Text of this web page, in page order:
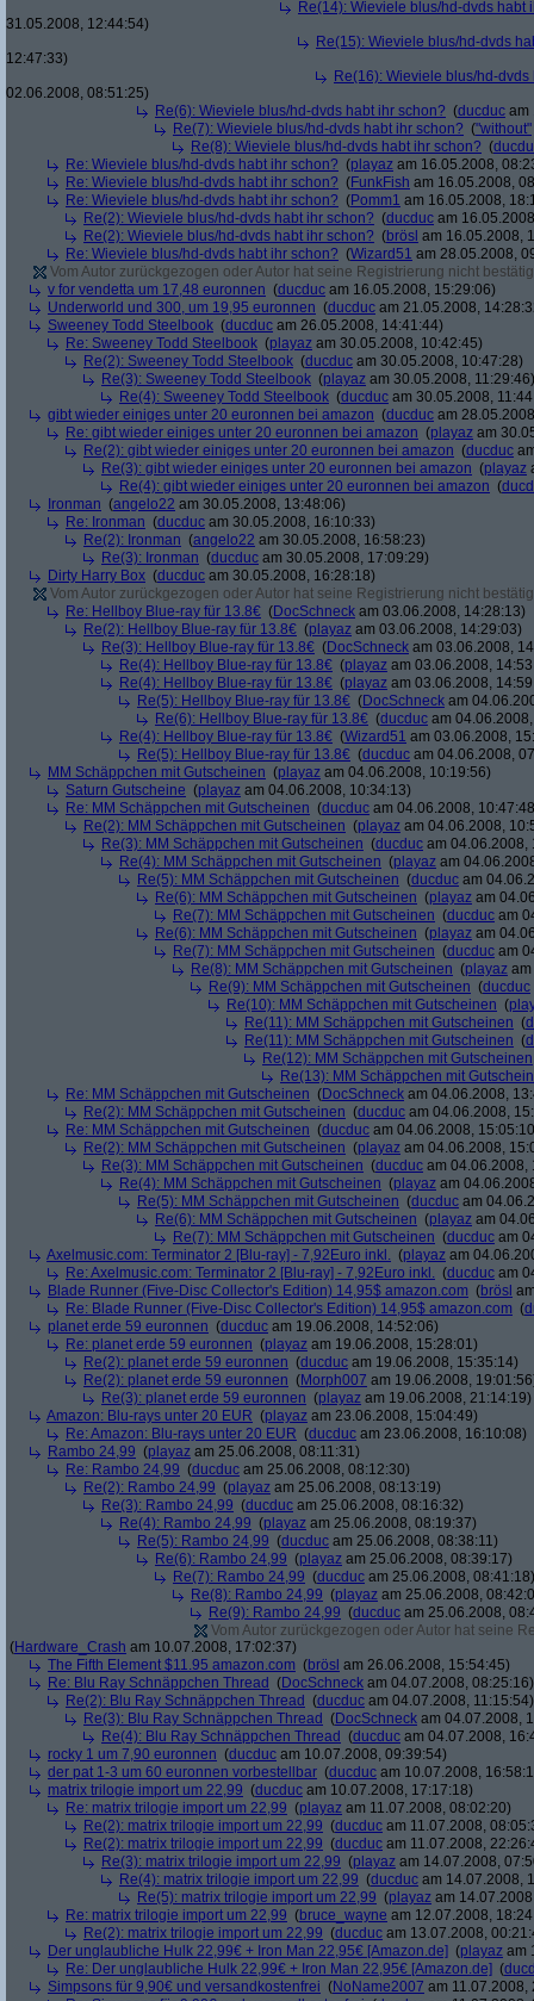
Re(14): Wieviele blus/hd-dvds habt
31.05.2008, 12:44:54)
Re(15): Wieviele blus/hd-dvds
12:47:33)
Re(16): Wieviele blus/hd-
02.06.2008, 08:51:25)
Re(6): Wieviele blus/hd-dvds habt ihr schon? (ducduc am
Re(7): Wieviele blus/hd-dvds habt ihr schon? ("without"
Re(8): Wieviele blus/hd-dvds habt ihr schon? (
Re: Wieviele blus/hd-dvds habt ihr schon? (playaz am 16.05.2008,
Re: Wieviele blus/hd-dvds habt ihr schon? (FunkFish am 16.05.2008,
Re: Wieviele blus/hd-dvds habt ihr schon? (Pomm1 am 16.05.2008,
Re(2): Wieviele blus/hd-dvds habt ihr schon? (ducduc am
Re(2): Wieviele blus/hd-dvds habt ihr schon? (brösl am 16.05.2008,
Re: Wieviele blus/hd-dvds habt ihr schon? (Wizard51 am 28.05.2008,
Vom Autor zurückgezogen oder Autor hat seine Registrierung nicht
v for vendetta um 17,48 euronnen (ducduc am 16.05.2008, 15:29:06)
Underworld und 300, um 19,95 euronnen (ducduc am 21.05.2008,
Sweeney Todd Steelbook (ducduc am 26.05.2008, 14:41:44)
Re: Sweeney Todd Steelbook (playaz am 30.05.2008, 10:42:45)
Re(2): Sweeney Todd Steelbook (ducduc am 30.05.2008, 10:47:28)
Re(3): Sweeney Todd Steelbook (playaz am 30.05.2008, 11:29:46)
Re(4): Sweeney Todd Steelbook (ducduc am 30.05.2008,
gibt wieder einiges unter 20 euronnen bei amazon (ducduc am
Re: gibt wieder einiges unter 20 euronnen bei amazon (playaz am
Re(2): gibt wieder einiges unter 20 euronnen bei amazon (ducduc
Re(3): gibt wieder einiges unter 20 euronnen bei amazon (playaz
Re(4): gibt wieder einiges unter 20 euronnen bei amazon (
Ironman (angelo22 am 30.05.2008, 13:48:06)
Re: Ironman (ducduc am 30.05.2008, 16:10:33)
Re(2): Ironman (angelo22 am 30.05.2008, 16:58:23)
Re(3): Ironman (ducduc am 30.05.2008, 17:09:29)
Dirty Harry Box (ducduc am 30.05.2008, 16:28:18)
Vom Autor zurückgezogen oder Autor hat seine Registrierung nicht
Re: Hellboy Blue-ray für 13.8€ (DocSchneck am 03.06.2008, 14:28:13)
Re(2): Hellboy Blue-ray für 13.8€ (playaz am 03.06.2008, 14:29:03)
Re(3): Hellboy Blue-ray für 13.8€ (DocSchneck am 03.06.2008,
Re(4): Hellboy Blue-ray für 13.8€ (playaz am 03.06.2008,
Re(4): Hellboy Blue-ray für 13.8€ (playaz am 03.06.2008,
Re(5): Hellboy Blue-ray für 13.8€ (DocSchneck am
Re(6): Hellboy Blue-ray für 13.8€ (ducduc am
Re(4): Hellboy Blue-ray für 13.8€ (Wizard51 am 03.06.2008,
Re(5): Hellboy Blue-ray für 13.8€ (ducduc am 04.06.2008,
MM Schäppchen mit Gutscheinen (playaz am 04.06.2008, 10:19:56)
Saturn Gutscheine (playaz am 04.06.2008, 10:34:13)
Re: MM Schäppchen mit Gutscheinen (ducduc am 04.06.2008,
Re(2): MM Schäppchen mit Gutscheinen (playaz am 04.06.2008,
Re(3): MM Schäppchen mit Gutscheinen (ducduc am 04.06.2008,
Re(4): MM Schäppchen mit Gutscheinen (playaz am
Re(5): MM Schäppchen mit Gutscheinen (ducduc am
Re(6): MM Schäppchen mit Gutscheinen (playaz am
Re(7): MM Schäppchen mit Gutscheinen (ducduc am
Re(6): MM Schäppchen mit Gutscheinen (playaz am
Re(7): MM Schäppchen mit Gutscheinen (ducduc am
Re(8): MM Schäppchen mit Gutscheinen (playaz
Re(9): MM Schäppchen mit Gutscheinen (ducduc
Re(10): MM Schäppchen mit Gutscheinen (
Re(11): MM Schäppchen mit Gutscheinen (
Re(11): MM Schäppchen mit Gutscheinen (
Re(12): MM Schäppchen mit Gutscheinen
Re(13): MM Schäppchen mit
Re: MM Schäppchen mit Gutscheinen (DocSchneck am 04.06.2008,
Re(2): MM Schäppchen mit Gutscheinen (ducduc am 04.06.2008,
Re: MM Schäppchen mit Gutscheinen (ducduc am 04.06.2008,
Re(2): MM Schäppchen mit Gutscheinen (playaz am 04.06.2008,
Re(3): MM Schäppchen mit Gutscheinen (ducduc am 04.06.2008,
Re(4): MM Schäppchen mit Gutscheinen (playaz am
Re(5): MM Schäppchen mit Gutscheinen (ducduc am
Re(6): MM Schäppchen mit Gutscheinen (playaz am
Re(7): MM Schäppchen mit Gutscheinen (ducduc am
Axelmusic.com: Terminator 2 [Blu-ray] - 7,92Euro inkl. (playaz am
Re: Axelmusic.com: Terminator 2 [Blu-ray] - 7,92Euro inkl. (ducduc am
Blade Runner (Five-Disc Collector's Edition) 14,95$ amazon.com (brösl
Re: Blade Runner (Five-Disc Collector's Edition) 14,95$ amazon.com (
planet erde 59 euronnen (ducduc am 19.06.2008, 14:52:06)
Re: planet erde 59 euronnen (playaz am 19.06.2008, 15:28:01)
Re(2): planet erde 59 euronnen (ducduc am 19.06.2008, 15:35:14)
Re(2): planet erde 59 euronnen (Morph007 am 19.06.2008,
Re(3): planet erde 59 euronnen (playaz am 19.06.2008, 21:14:19)
Amazon: Blu-rays unter 20 EUR (playaz am 23.06.2008, 15:04:49)
Re: Amazon: Blu-rays unter 20 EUR (ducduc am 23.06.2008, 16:10:08)
Rambo 24,99 (playaz am 25.06.2008, 08:11:31)
Re: Rambo 24,99 (ducduc am 25.06.2008, 08:12:30)
Re(2): Rambo 24,99 (playaz am 25.06.2008, 08:13:19)
Re(3): Rambo 24,99 (ducduc am 25.06.2008, 08:16:32)
Re(4): Rambo 24,99 (playaz am 25.06.2008, 08:19:37)
Re(5): Rambo 24,99 (ducduc am 25.06.2008, 08:38:11)
Re(6): Rambo 24,99 (playaz am 25.06.2008, 08:39:17)
Re(7): Rambo 24,99 (ducduc am 25.06.2008, 08:41:18)
Re(8): Rambo 24,99 (playaz am 25.06.2008,
Re(9): Rambo 24,99 (ducduc am 25.06.2008,
Vom Autor zurückgezogen oder Autor hat seine
(Hardware_Crash am 10.07.2008, 17:02:37)
The Fifth Element $11.95 amazon.com (brösl am 26.06.2008, 15:54:45)
Re: Blu Ray Schnäppchen Thread (DocSchneck am 04.07.2008, 08:25:16)
Re(2): Blu Ray Schnäppchen Thread (ducduc am 04.07.2008, 11:15:54)
Re(3): Blu Ray Schnäppchen Thread (DocSchneck am 04.07.2008,
Re(4): Blu Ray Schnäppchen Thread (ducduc am 04.07.2008,
rocky 1 um 7,90 euronnen (ducduc am 10.07.2008, 09:39:54)
der pat 1-3 um 60 euronnen vorbestellbar (ducduc am 10.07.2008,
matrix trilogie import um 22,99 (ducduc am 10.07.2008, 17:17:18)
Re: matrix trilogie import um 22,99 (playaz am 11.07.2008, 08:02:20)
Re(2): matrix trilogie import um 22,99 (ducduc am 11.07.2008,
Re(2): matrix trilogie import um 22,99 (ducduc am 11.07.2008,
Re(3): matrix trilogie import um 22,99 (playaz am 14.07.2008,
Re(4): matrix trilogie import um 22,99 (ducduc am 14.07.2008,
Re(5): matrix trilogie import um 22,99 (playaz am
Re: matrix trilogie import um 22,99 (bruce_wayne am 12.07.2008,
Re(2): matrix trilogie import um 22,99 (ducduc am 13.07.2008,
Der unglaubliche Hulk 22,99€ + Iron Man 22,95€ [Amazon.de] (playaz am
Re: Der unglaubliche Hulk 22,99€ + Iron Man 22,95€ [Amazon.de] (
Simpsons für 9,90€ und versandkostenfrei (NoName2007 am 11.07.2008,